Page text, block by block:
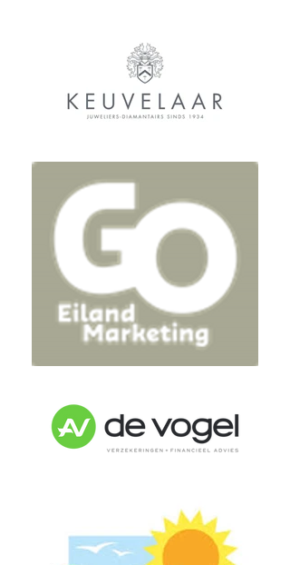
pijn van gezinsleden die door
emigratie van elkaar worden
gescheiden.
Bekijk de trailer opYouTube
*Leden van Bibliotheek Zuid-
Hollandse Delta kunnen met
korting naar deze film. Bestel
je tickets via de website van
de
Bibliotheek